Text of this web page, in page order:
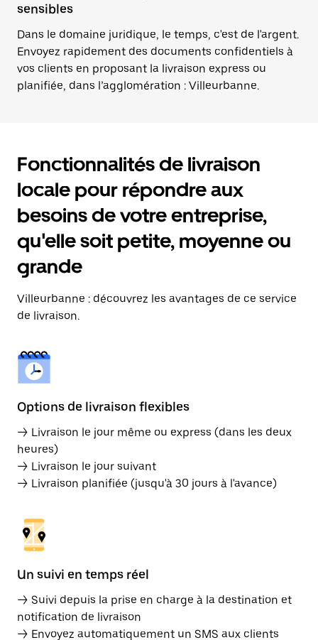
sensibles
Dans le domaine juridique, le temps, c'est de l'argent.
Envoyez rapidement des documents confidentiels à
vos clients en proposant la livraison express ou
planifiée, dans l’agglomération : Villeurbanne.
Fonctionnalités de livraison
locale pour répondre aux
besoins de votre entreprise,
qu'elle soit petite, moyenne ou
grande
Villeurbanne : découvrez les avantages de ce service
de livraison.
Options de livraison flexibles
→ Livraison le jour même ou express (dans les deux
heures)
→ Livraison le jour suivant
→ Livraison planifiée (jusqu'à 30 jours à l'avance)
Un suivi en temps réel
→ Suivi depuis la prise en charge à la destination et
notification de livraison
→ Envoyez automatiquement un SMS aux clients